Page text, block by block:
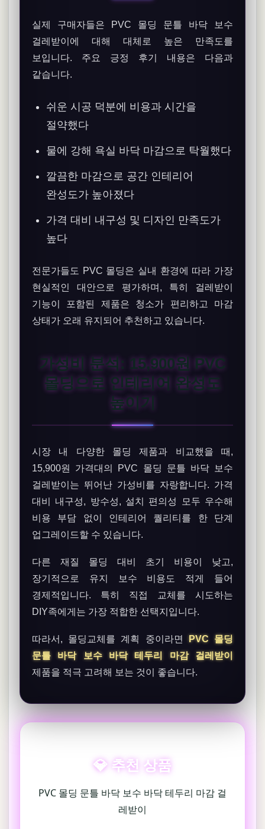
실제 구매자들은 PVC 몰딩 문틀 바닥 보수
걸레받이에 대해 대체로 높은 만족도를
보입니다. 주요 긍정 후기 내용은 다음과
같습니다.
쉬운 시공 덕분에 비용과 시간을
절약했다
물에 강해 욕실 바닥 마감으로 탁월했다
깔끔한 마감으로 공간 인테리어
완성도가 높아졌다
가격 대비 내구성 및 디자인 만족도가
높다
전문가들도 PVC 몰딩은 실내 환경에 따라 가장
현실적인 대안으로 평가하며, 특히 걸레받이
기능이 포함된 제품은 청소가 편리하고 마감
상태가 오래 유지되어 추천하고 있습니다.
가성비 분석: 15,900원 PVC
몰딩으로 인테리어 완성도
높이기
시장 내 다양한 몰딩 제품과 비교했을 때,
15,900원 가격대의 PVC 몰딩 문틀 바닥 보수
걸레받이는 뛰어난 가성비를 자랑합니다. 가격
대비 내구성, 방수성, 설치 편의성 모두 우수해
비용 부담 없이 인테리어 퀄리티를 한 단계
업그레이드할 수 있습니다.
다른 재질 몰딩 대비 초기 비용이 낮고,
장기적으로 유지 보수 비용도 적게 들어
경제적입니다. 특히 직접 교체를 시도하는
DIY족에게는 가장 적합한 선택지입니다.
따라서, 몰딩교체를 계획 중이라면
PVC 몰딩
문틀 바닥 보수 바닥 테두리 마감 걸레받이
제품을 적극 고려해 보는 것이 좋습니다.
💎 추천 상품
PVC 몰딩 문틀 바닥 보수 바닥 테두리 마감 걸
레받이